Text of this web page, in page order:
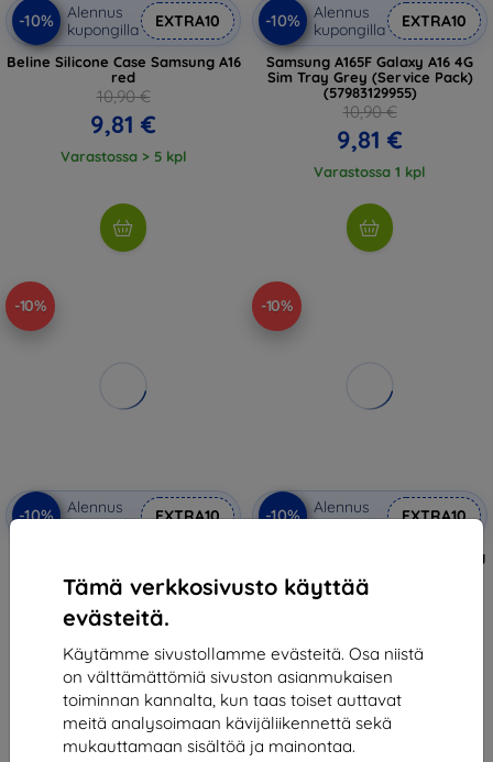
Tämä verkkosivusto käyttää
evästeitä.
Käytämme sivustollamme evästeitä. Osa niistä
on välttämättömiä sivuston asianmukaisen
toiminnan kannalta, kun taas toiset auttavat
meitä analysoimaan kävijäliikennettä sekä
mukauttamaan sisältöä ja mainontaa.
-10%
Alennus
kupongilla
EXTRA10
Beline Silicone Case Samsung A16
red
10,90 €
9,81 €
Varastossa > 5 kpl
-10%
Alennus
kupongilla
EXTRA10
Samsung A165F Galaxy A16 4G
Sim Tray Grey (Service Pack)
(57983129955)
10,90 €
9,81 €
Varastossa 1 kpl
-10%
-10%
Alennus
kupongilla
EXTRA10
(57983129953)
10,90 €
9,81 €
Varastossa 3 kpl
-10%
-10%
Alennus
kupongilla
EXTRA10
Expert Glass Protection Samsung
Galaxy A16
Varastossa > 5 kpl